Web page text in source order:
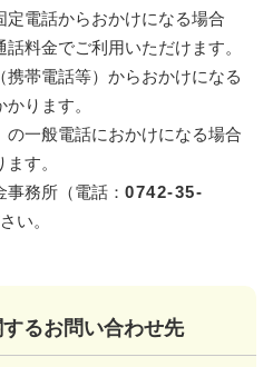
電話からおかけになる場合
料金でご利用いただけます。
帯電話等）からおかけになる
ります。
一般電話におかけになる場合
す。
務所（電話： 0742-35-
い。
るお問い合わせ先